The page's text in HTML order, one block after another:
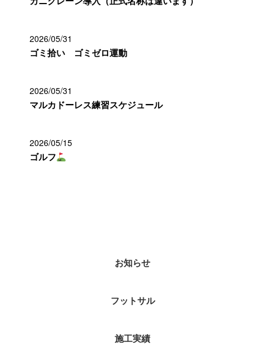
2026/05/31
ゴミ拾い ゴミゼロ運動
2026/05/31
マルカドーレス練習スケジュール
2026/05/15
ゴルフ
お知らせ
フットサル
施工実績